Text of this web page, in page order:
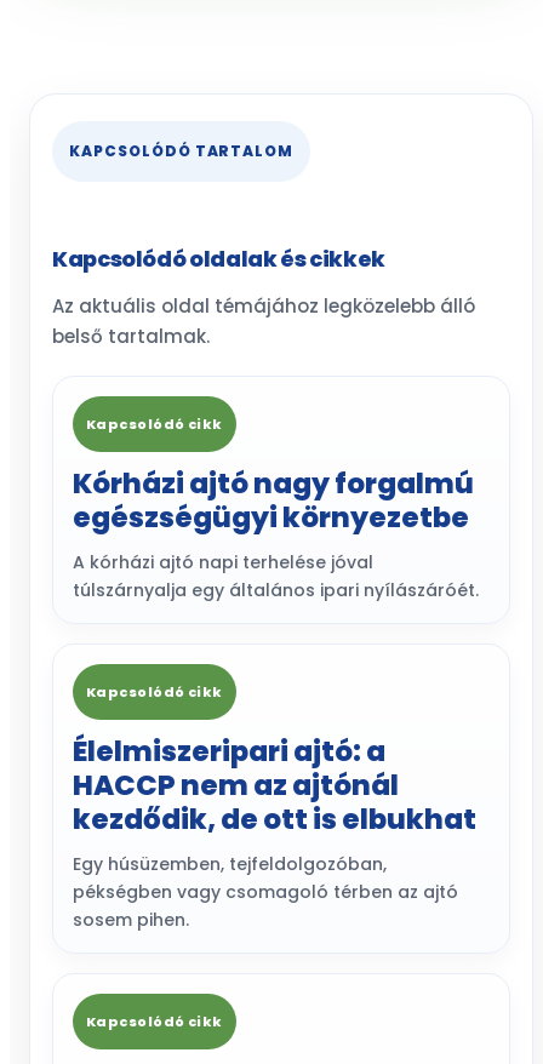
KAPCSOLÓDÓ TARTALOM
Kapcsolódó oldalak és cikkek
Az aktuális oldal témájához legközelebb álló
belső tartalmak.
Kapcsolódó cikk
Kórházi ajtó nagy forgalmú
egészségügyi környezetbe
A kórházi ajtó napi terhelése jóval
túlszárnyalja egy általános ipari nyílászáróét.
Kapcsolódó cikk
Élelmiszeripari ajtó: a
HACCP nem az ajtónál
kezdődik, de ott is elbukhat
Egy húsüzemben, tejfeldolgozóban,
pékségben vagy csomagoló térben az ajtó
sosem pihen.
Kapcsolódó cikk